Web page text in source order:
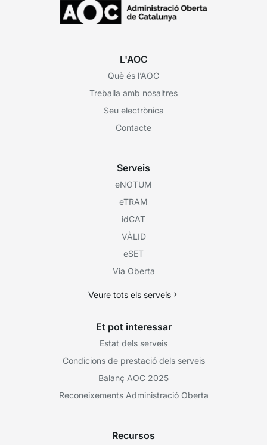
L'AOC
Què és l’AOC
Treballa amb nosaltres
Seu electrònica
Contacte
Serveis
eNOTUM
eTRAM
idCAT
VÀLID
eSET
Via Oberta
Veure tots els serveis
Et pot interessar
Estat dels serveis
Condicions de prestació dels serveis
Balanç AOC 2025
Reconeixements Administració Oberta
Recursos